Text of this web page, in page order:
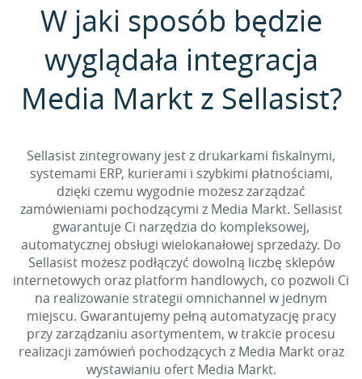
W jaki sposób będzie
wyglądała integracja
Media Markt z Sellasist?
Sellasist zintegrowany jest z drukarkami fiskalnymi,
systemami ERP, kurierami i szybkimi płatnościami,
dzięki czemu wygodnie możesz zarządzać
zamówieniami pochodzącymi z Media Markt. Sellasist
gwarantuje Ci narzędzia do kompleksowej,
automatycznej obsługi wielokanałowej sprzedaży. Do
Sellasist możesz podłączyć dowolną liczbę sklepów
internetowych oraz platform handlowych, co pozwoli Ci
na realizowanie strategii omnichannel w jednym
miejscu. Gwarantujemy pełną automatyzację pracy
przy zarządzaniu asortymentem, w trakcie procesu
realizacji zamówień pochodzących z Media Markt oraz
wystawianiu ofert Media Markt.